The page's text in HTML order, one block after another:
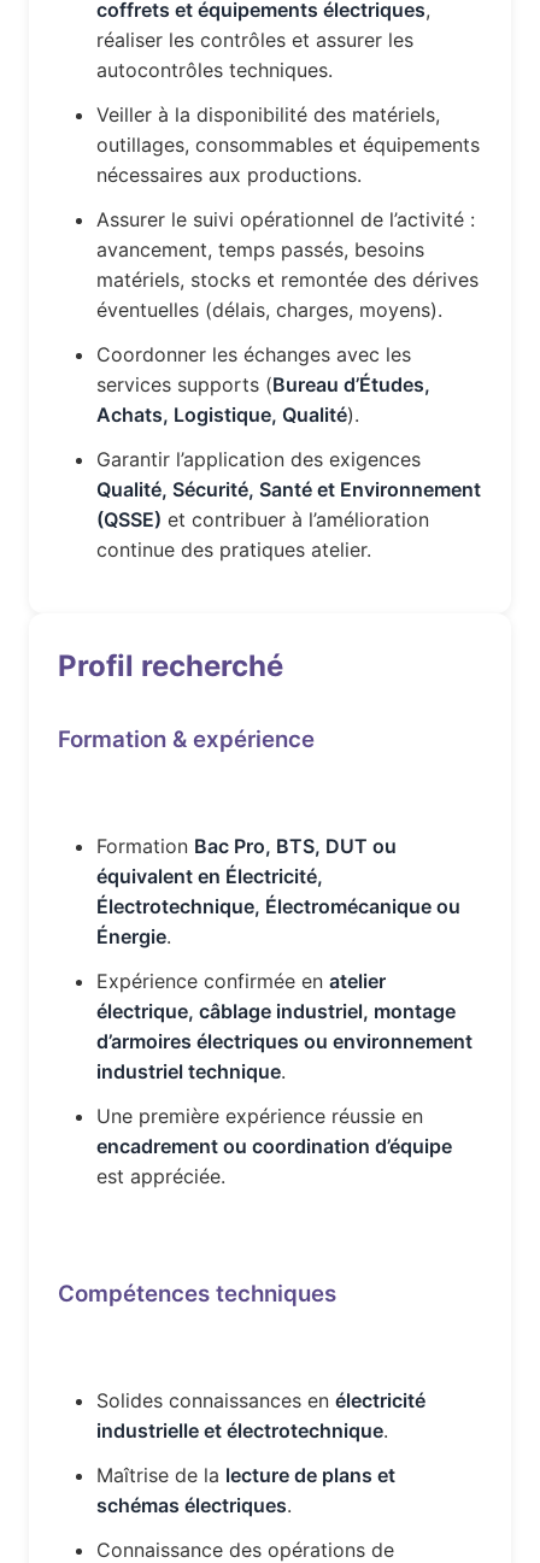
coffrets et équipements électriques,
réaliser les contrôles et assurer les
autocontrôles techniques.
Veiller à la disponibilité des matériels,
outillages, consommables et équipements
nécessaires aux productions.
Assurer le suivi opérationnel de l’activité :
avancement, temps passés, besoins
matériels, stocks et remontée des dérives
éventuelles (délais, charges, moyens).
Coordonner les échanges avec les
services supports (Bureau d’Études,
Achats, Logistique, Qualité).
Garantir l’application des exigences
Qualité, Sécurité, Santé et Environnement
(QSSE) et contribuer à l’amélioration
continue des pratiques atelier.
Profil recherché
Formation & expérience
Formation Bac Pro, BTS, DUT ou
équivalent en Électricité,
Électrotechnique, Électromécanique ou
Énergie.
Expérience confirmée en atelier
électrique, câblage industriel, montage
d’armoires électriques ou environnement
industriel technique.
Une première expérience réussie en
encadrement ou coordination d’équipe
est appréciée.
Compétences techniques
Solides connaissances en électricité
industrielle et électrotechnique.
Maîtrise de la lecture de plans et
schémas électriques.
Connaissance des opérations de